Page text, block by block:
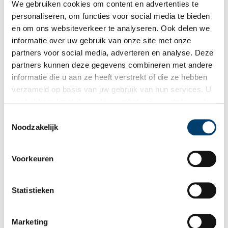
We gebruiken cookies om content en advertenties te
personaliseren, om functies voor social media te bieden
en om ons websiteverkeer te analyseren. Ook delen we
informatie over uw gebruik van onze site met onze
partners voor social media, adverteren en analyse. Deze
partners kunnen deze gegevens combineren met andere
informatie die u aan ze heeft verstrekt of die ze hebben
verzameld op basis van uw gebruik van hun services. U
Noodzakelijk
Voorkeuren
Statistieken
Marketing
Ontvang de nieuwsbrief
Wilt u op de hoogte blijven van de mooiste verhalen en het
laatste erfgoednieuws? Schrijf u dan nu in voor onze
wekelijkse nieuwsbrief!